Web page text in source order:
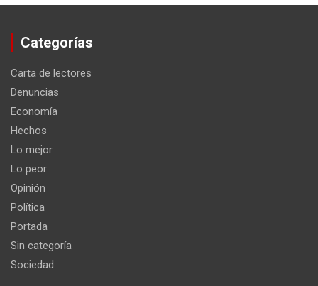
Categorías
Carta de lectores
Denuncias
Economía
Hechos
Lo mejor
Lo peor
Opinión
Política
Portada
Sin categoría
Sociedad